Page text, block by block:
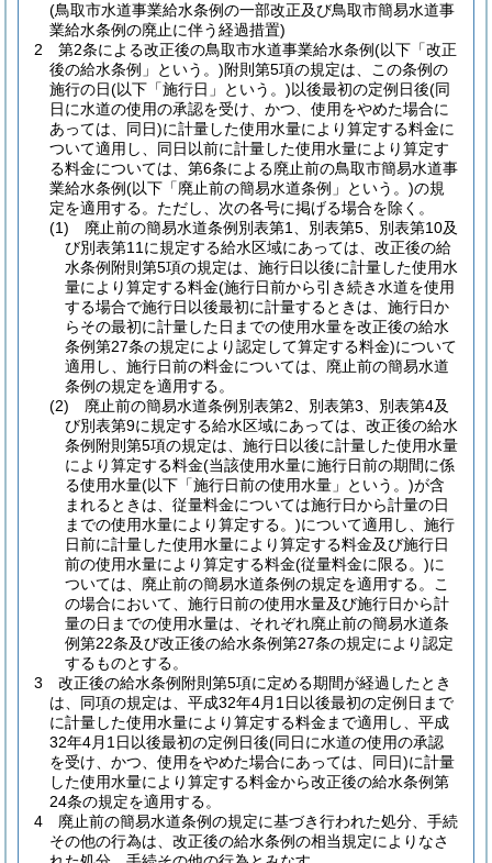
(鳥取市水道事業給水条例の一部改正及び鳥取市簡易水道事
業給水条例の廃止に伴う経過措置)
2
第2条による改正後の鳥取市水道事業給水条例(以下「改正
後の給水条例」という。)附則第5項の規定は、この条例の
施行の日(以下「施行日」という。)以後最初の定例日後(同
日に水道の使用の承認を受け、かつ、使用をやめた場合に
あっては、同日)に計量した使用水量により算定する料金に
ついて適用し、同日以前に計量した使用水量により算定す
る料金については、第6条による廃止前の鳥取市簡易水道事
業給水条例(以下「廃止前の簡易水道条例」という。)の規
定を適用する。 ただし、次の各号に掲げる場合を除く。
(1)
廃止前の簡易水道条例別表第1、別表第5、別表第10及
び別表第11に規定する給水区域にあっては、改正後の給
水条例附則第5項の規定は、施行日以後に計量した使用水
量により算定する料金(施行日前から引き続き水道を使用
する場合で施行日以後最初に計量するときは、施行日か
らその最初に計量した日までの使用水量を改正後の給水
条例第27条の規定により認定して算定する料金)について
適用し、施行日前の料金については、廃止前の簡易水道
条例の規定を適用する。
(2)
廃止前の簡易水道条例別表第2、別表第3、別表第4及
び別表第9に規定する給水区域にあっては、改正後の給水
条例附則第5項の規定は、施行日以後に計量した使用水量
により算定する料金(当該使用水量に施行日前の期間に係
る使用水量(以下「施行日前の使用水量」という。)が含
まれるときは、従量料金については施行日から計量の日
までの使用水量により算定する。)について適用し、施行
日前に計量した使用水量により算定する料金及び施行日
前の使用水量により算定する料金(従量料金に限る。)に
ついては、廃止前の簡易水道条例の規定を適用する。
こ
の場合において、施行日前の使用水量及び施行日から計
量の日までの使用水量は、それぞれ廃止前の簡易水道条
例第22条及び改正後の給水条例第27条の規定により認定
するものとする。
3
改正後の給水条例附則第5項に定める期間が経過したとき
は、同項の規定は、平成32年4月1日以後最初の定例日まで
に計量した使用水量により算定する料金まで適用し、平成
32年4月1日以後最初の定例日後(同日に水道の使用の承認
を受け、かつ、使用をやめた場合にあっては、同日)に計量
した使用水量により算定する料金から改正後の給水条例第
24条の規定を適用する。
4
廃止前の簡易水道条例の規定に基づき行われた処分、手続
その他の行為は、改正後の給水条例の相当規定によりなさ